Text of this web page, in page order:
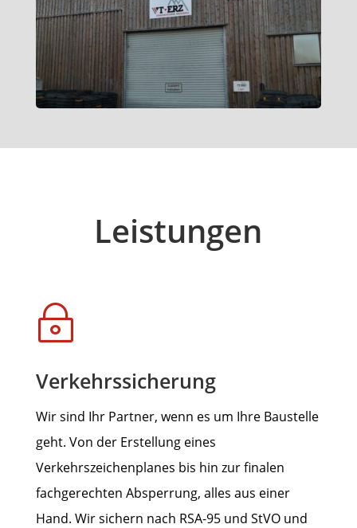
Leistungen
~
Verkehrssicherung
Wir sind Ihr Partner, wenn es um Ihre Baustelle
geht. Von der Erstellung eines
Verkehrszeichenplanes bis hin zur finalen
fachgerechten Absperrung, alles aus einer
Hand. Wir sichern nach RSA-95 und StVO und